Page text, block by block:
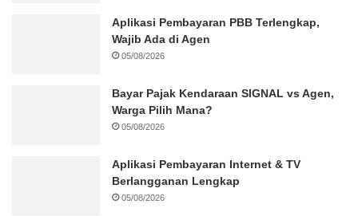
Aplikasi Pembayaran PBB Terlengkap,
Wajib Ada di Agen
05/08/2026
Bayar Pajak Kendaraan SIGNAL vs Agen,
Warga Pilih Mana?
05/08/2026
Aplikasi Pembayaran Internet & TV
Berlangganan Lengkap
05/08/2026